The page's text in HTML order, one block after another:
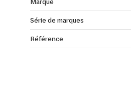
Série de marques
Référence